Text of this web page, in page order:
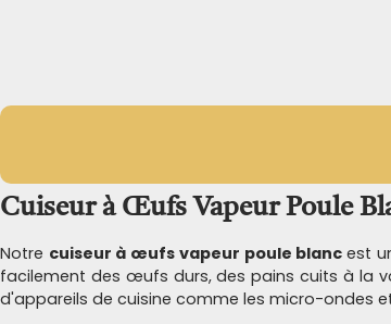
Cuiseur à Œufs Vapeur Poule
Notre cuiseur à œufs vapeur poule blanc est
facilement des œufs durs, des pains cuits à la
d'appareils de cuisine comme les micro-ondes